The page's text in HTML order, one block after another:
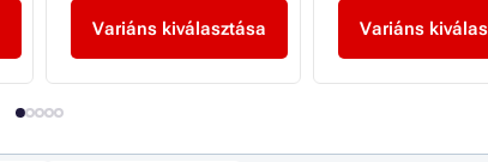
Variáns kiválasztása Variáns